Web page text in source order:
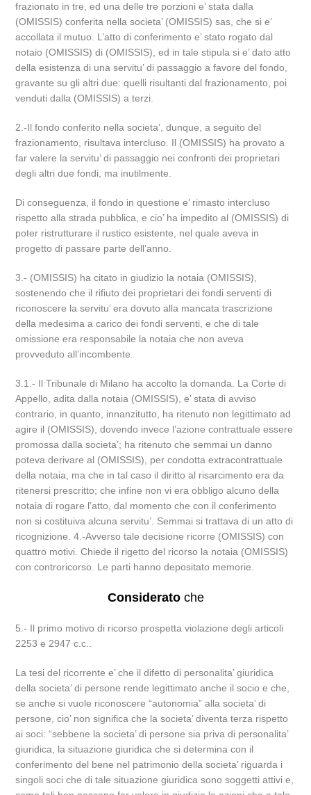
frazionato in tre, ed una delle tre porzioni e’ stata dalla
(OMISSIS) conferita nella societa’ (OMISSIS) sas, che si e’
accollata il mutuo. L’atto di conferimento e’ stato rogato dal
notaio (OMISSIS) di (OMISSIS), ed in tale stipula si e’ dato atto
della esistenza di una servitu’ di passaggio a favore del fondo,
gravante su gli altri due: quelli risultanti dal frazionamento, poi
venduti dalla (OMISSIS) a terzi.
2.-Il fondo conferito nella societa’, dunque, a seguito del
frazionamento, risultava intercluso. Il (OMISSIS) ha provato a
far valere la servitu’ di passaggio nei confronti dei proprietari
degli altri due fondi, ma inutilmente.
Di conseguenza, il fondo in questione e’ rimasto intercluso
rispetto alla strada pubblica, e cio’ ha impedito al (OMISSIS) di
poter ristrutturare il rustico esistente, nel quale aveva in
progetto di passare parte dell’anno.
3.- (OMISSIS) ha citato in giudizio la notaia (OMISSIS),
sostenendo che il rifiuto dei proprietari dei fondi serventi di
riconoscere la servitu’ era dovuto alla mancata trascrizione
della medesima a carico dei fondi serventi, e che di tale
omissione era responsabile la notaia che non aveva
provveduto all’incombente.
3.1.- Il Tribunale di Milano ha accolto la domanda. La Corte di
Appello, adita dalla notaia (OMISSIS), e’ stata di avviso
contrario, in quanto, innanzitutto, ha ritenuto non legittimato ad
agire il (OMISSIS), dovendo invece l’azione contrattuale essere
promossa dalla societa’; ha ritenuto che semmai un danno
poteva derivare al (OMISSIS), per condotta extracontrattuale
della notaia, ma che in tal caso il diritto al risarcimento era da
ritenersi prescritto; che infine non vi era obbligo alcuno della
notaia di rogare l’atto, dal momento che con il conferimento
non si costituiva alcuna servitu’. Semmai si trattava di un atto di
ricognizione. 4.-Avverso tale decisione ricorre (OMISSIS) con
quattro motivi. Chiede il rigetto del ricorso la notaia (OMISSIS)
con controricorso. Le parti hanno depositato memorie.
Consideratoche
5.- Il primo motivo di ricorso prospetta violazione degli articoli
2253 e 2947 c.c..
La tesi del ricorrente e’ che il difetto di personalita’ giuridica
della societa’ di persone rende legittimato anche il socio e che,
se anche si vuole riconoscere “autonomia” alla societa’ di
persone, cio’ non significa che la societa’ diventa terza rispetto
ai soci: “sebbene la societa’ di persone sia priva di personalita’
giuridica, la situazione giuridica che si determina con il
conferimento del bene nel patrimonio della societa’ riguarda i
singoli soci che di tale situazione giuridica sono soggetti attivi e,